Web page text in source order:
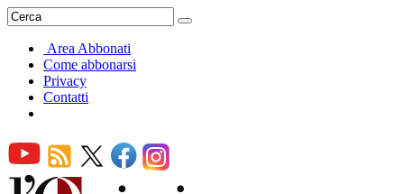
Area Abbonati
Come abbonarsi
Privacy
Contatti